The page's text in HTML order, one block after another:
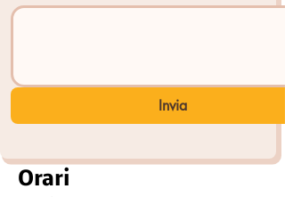
Invia
Orari